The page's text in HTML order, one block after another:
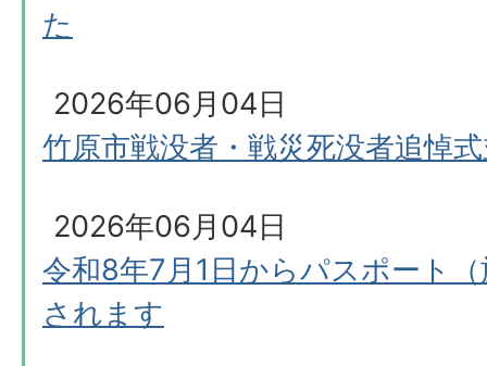
た
2026年06月04日
竹原市戦没者・戦災死没者追悼
2026年06月04日
令和8年7月1日からパスポート
されます